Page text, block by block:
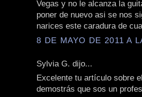
Vegas y no le alcanza la
poner de nuevo asi se nos
narices este caradura de
8 DE MAYO DE 2011 A
Sylvia G. dijo...
Excelente tu artículo sobre
demostrás que sos un